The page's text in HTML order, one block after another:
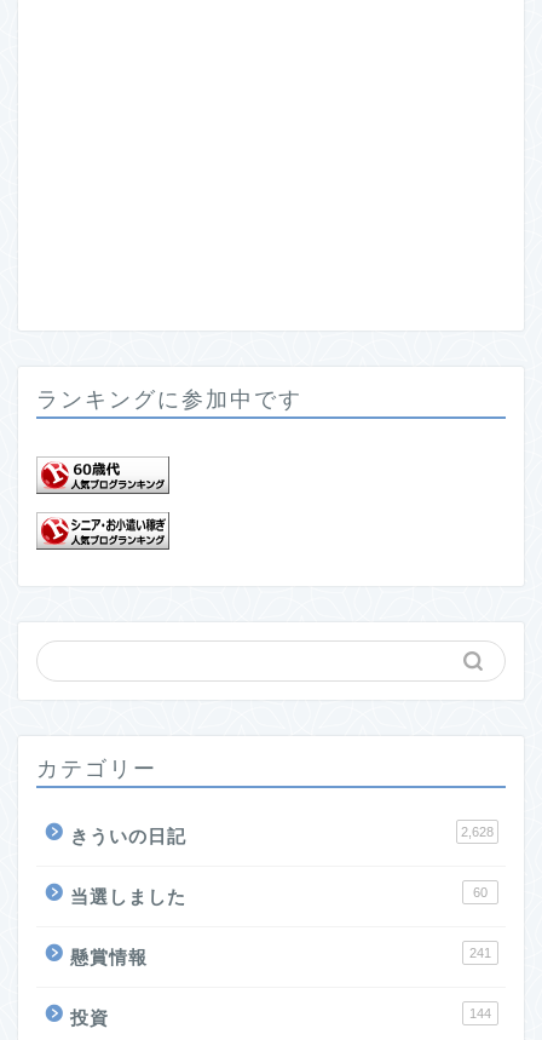
ランキングに参加中です
カテゴリー
きういの日記 2,628
当選しました 60
懸賞情報 241
投資 144